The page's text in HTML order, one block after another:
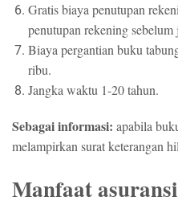
Gratis biaya penutupan
penutupan rekening
Biaya pergantian buku
ribu.
Jangka waktu 1-20 tahun.
Sebagai informasi: apabila
melampirkan surat keterangan
Manfaat